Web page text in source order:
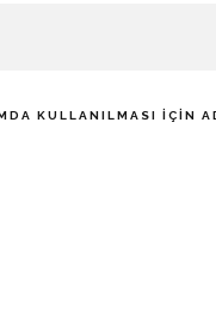
KULLANILMASI IÇIN